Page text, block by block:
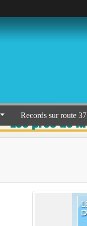
Records sur route 37